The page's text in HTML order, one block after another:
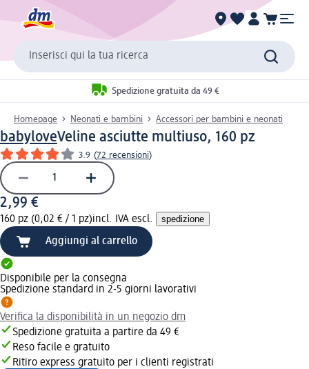
Inserisci qui la tua ricerca
Spedizione gratuita da 49 €
Homepage Neonati e bambini Accessori per bambini e neonati
babyloveVeline asciutte multiuso, 160 pz
3.9 (72 recensioni)
2,99 €
160 pz (0,02 € / 1 pz)incl. IVA escl. spedizione
Aggiungi al carrello
Disponibile per la consegna
Spedizione standard in 2-5 giorni lavorativi
Verifica la disponibilità in un negozio dm
Spedizione gratuita a partire da 49 €
Reso facile e gratuito
Ritiro express gratuito per i clienti registrati